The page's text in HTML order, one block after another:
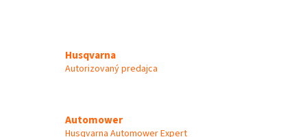
Husqvarna
Autorizovaný predajca
Automower
Husqvarna Automower Expert